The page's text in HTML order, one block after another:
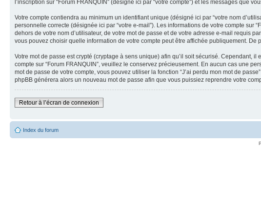
l’inscription sur “Forum FRANQUIN” (désigné ici par “votre compte”) et les messages que
Votre compte contiendra au minimum un identifiant unique (désigné ici par “votre nom
personnelle correcte (désignée ici par “votre e-mail”). Les informations de votre compte
dehors de votre nom d’utilisateur, de votre mot de passe et de votre adresse e-mail requis
vous pouvez choisir quelle information de votre compte peut être affichée publiquement.
Votre mot de passe est crypté (cryptage à sens unique) afin qu’il soit sécurisé. Cependant,
compte sur “Forum FRANQUIN”, veuillez le conservez précieusement. En aucun cas une
mot de passe de votre compte, vous pouvez utiliser la fonction “J’ai perdu mon mot de
phpBB générera alors un nouveau mot de passe afin que vous puissiez reprendre votre
Retour à l’écran de connexion
Index du forum